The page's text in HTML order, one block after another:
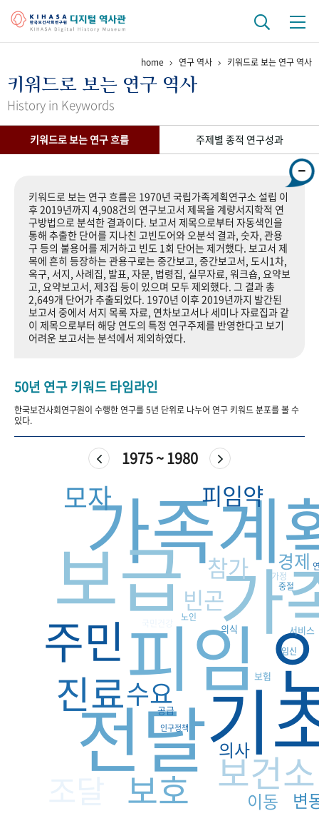
걸어온 길 기관 변천사 역대 기관장
연구 역사
기록물 아카이브
사진 아카이브 문서 기록물 행정박물 영상 기록물
+1주년 기념
성과 50선 숫자로 보는 50년 50+1주년 광장
세계와 함께 한 KIHASA
VR 역사관
home 연구 역사 키워드로 보는 연구 역사
키워드로 보는 연구 역사
History in Keywords
키워드로 보는 연구 흐름 주제별 종적 연구성과
키워드로 보는 연구 흐름은 1970년 국립가족계획연구소 설립 이
후 2019년까지 4,908건의 연구보고서 제목을 계량서지학적 연
구방법으로 분석한 결과이다. 보고서 제목으로부터 자동색인을
통해 추출한 단어를 지나친 고빈도어와 오분석 결과, 숫자, 관용
구 등의 불용어를 제거하고 빈도 1회 단어는 제거했다. 보고서 제
목에 흔히 등장하는 관용구로는 중간보고, 중간보고서, 도시1차,
옥구, 서지, 사례집, 발표, 자문, 법령집, 실무자료, 워크숍, 요약보
고, 요약보고서, 제3집 등이 있으며 모두 제외했다. 그 결과 총
2,649개 단어가 추출되었다. 1970년 이후 2019년까지 발간된
보고서 중에서 서지 목록 자료, 연차보고서나 세미나 자료집과 같
이 제목으로부터 해당 연도의 특정 연구주제를 반영한다고 보기
어려운 보고서는 분석에서 제외하였다.
50년 연구 키워드 타임라인
한국보건사회연구원이 수행한 연구를 5년 단위로 나누어 연구 키워드 분포를 볼 수
있다.
1975 ~ 1980
기
전달
가
가족계
피임
보급
주민
진료
보건소
보호
모자
수요
참가
빈곤
피임약
경제
변
이동
의사
서비스
공급
보험
의식
가정
노인
임신
중절
인구정책